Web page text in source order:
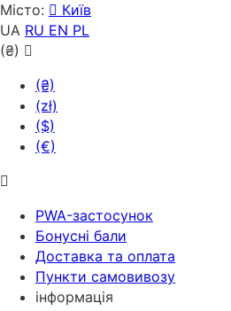
Місто:
Київ
UA RU EN PL
(₴)
(₴)
(zł)
($)
(€)
PWA-застосунок
Бонусні бали
Доставка та оплата
Пункти самовивозу
інформація